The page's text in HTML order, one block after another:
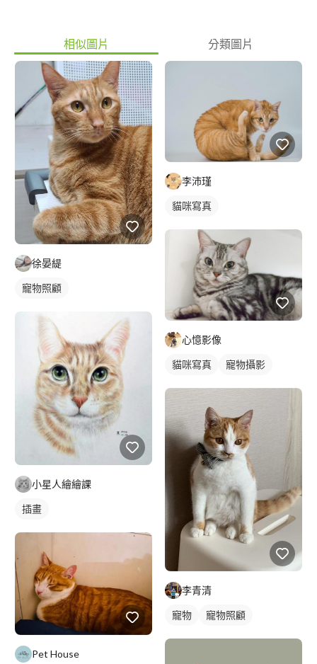
相似圖片 分類圖片
徐晏緹
寵物照顧
小星人繪繪課
插畫
Pet House
李沛瑾
貓咪寫真
心憶影像
貓咪寫真 寵物攝影
李青清
寵物 寵物照顧